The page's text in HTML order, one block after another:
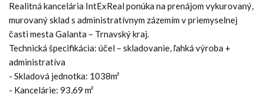
Realitná kancelária IntExReal ponúka na prenájom vykurovaný,
murovaný sklad s administratívnym zázemím v priemyselnej
časti mesta Galanta – Trnavský kraj.
Technická špecifikácia: účel – skladovanie, ľahká výroba +
administratíva
- Skladová jednotka: 1038m²
- Kancelárie: 93,69 m²